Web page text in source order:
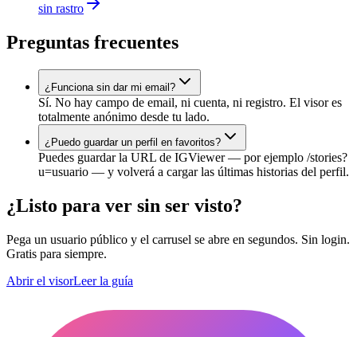
sin rastro
Preguntas frecuentes
¿Funciona sin dar mi email?
Sí. No hay campo de email, ni cuenta, ni registro. El visor es
totalmente anónimo desde tu lado.
¿Puedo guardar un perfil en favoritos?
Puedes guardar la URL de IGViewer — por ejemplo /stories?
u=usuario — y volverá a cargar las últimas historias del perfil.
¿Listo para ver sin ser visto?
Pega un usuario público y el carrusel se abre en segundos. Sin login.
Gratis para siempre.
Abrir el visorLeer la guía